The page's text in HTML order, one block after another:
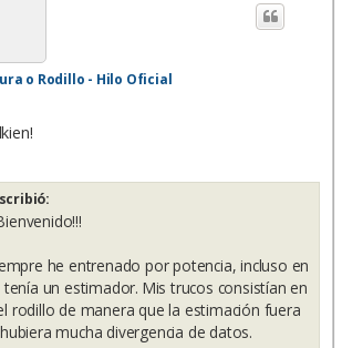
o Rodillo - Hilo Oficial
he entrenado por potencia, incluso en
un estimador. Mis trucos consistían en
rodillo de manera que la estimación fuera
mucha divergencia de datos.